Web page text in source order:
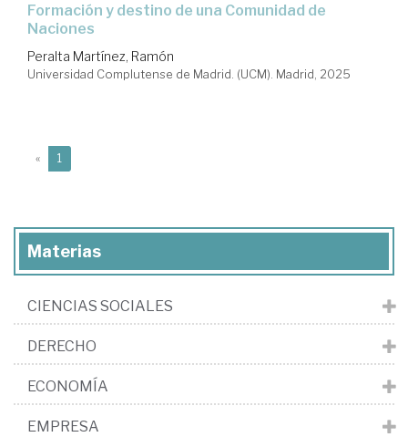
Formación y destino de una Comunidad de
Naciones
Peralta Martínez, Ramón
Universidad Complutense de Madrid. (UCM). Madrid, 2025
« 1
Materias
CIENCIAS SOCIALES
DERECHO
ECONOMÍA
EMPRESA